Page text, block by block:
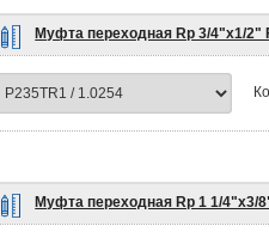
Муфта переходная Rp 3/4"х1/2"
Муфта переходная Rp 1 1/4"х3/